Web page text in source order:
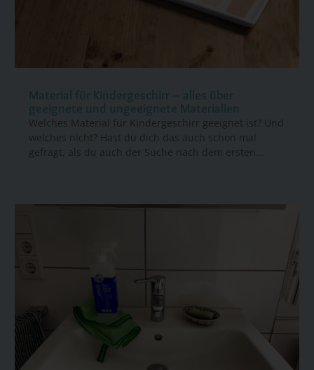
Material für Kindergeschirr – alles über
geeignete und ungeeignete Materialien
Welches Material für Kindergeschirr geeignet ist? Und
welches nicht? Hast du dich das auch schon mal
gefragt, als du auch der Suche nach dem ersten...